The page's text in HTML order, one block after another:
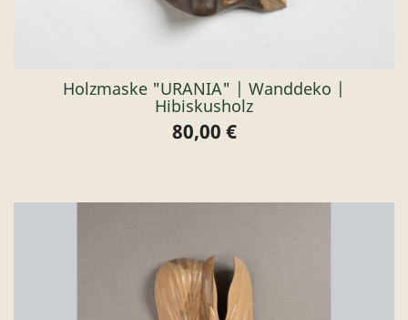
Holzmaske "URANIA" | Wanddeko |
Hibiskusholz
Preis
80,00 €